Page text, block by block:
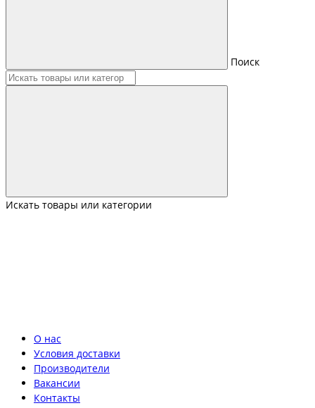
Поиск
Искать товары или категории
О нас
Условия доставки
Производители
Вакансии
Контакты